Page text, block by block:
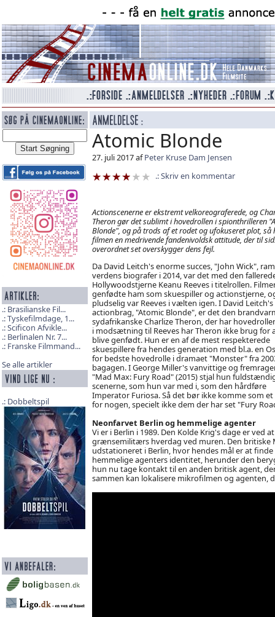
Brasilianske Fil...
Tyskefilmdage, 1...
Scificon Afvikle...
Berlinalen Nr. 7...
Franske Filmmand...
Se alle artikler
Dobbeltspil
Atomic Blonde
27. juli 2017 afPeter Kruse Dam Jensen
Skriv en kommentar
Actionscenerne er ekstremt velkoreograferede, og
Theron gør det sublimt i hovedrollen i spionthrilleren
Blonde", og på trods af et rodet og ufokuseret plot, så
filmen en medrivende fandenivoldsk attitude, der til
overordnet set overskygger dens fejl.
Da David Leitch's enorme succes, "John Wick",
verdens biografer i 2014, var det med den
Hollywoodstjerne Keanu Reeves i titelrollen.
genfødte ham som skuespiller og actionstjerne,
pludselig var Reeves i vælten igen. I David Leitch's
actionbrag, "Atomic Blonde", er det den
sydafrikanske Charlize Theron, der har
i modsætning til Reeves har Theron ikke brug for
blive genfødt. Hun er en af de mest respekterede
skuespillere fra hendes generation med bl.a. en
for bedste hovedrolle i dramaet "Monster" fra
bagagen. I George Miller's vanvittige og
"Mad Max: Fury Road" (2015) stjal hun
scenerne, som hun var med i, som den hårdføre
Imperator Furiosa. Så det bør ikke komme som et
for nogen, specielt ikke dem der har set "Fury
Neonfarvet Berlin og hemmelige agenter
Vi er i Berlin i 1989. Den Kolde Krig's dage er
grænsemilitærs hverdag ved muren. Den britiske
udstationeret i Berlin, hvor hendes mål er at
hemmelige agenters identitet, herunder den
hun nu tage kontakt til en anden britisk agent,
sammen kan lokalisere mikrofilmen og agenten,